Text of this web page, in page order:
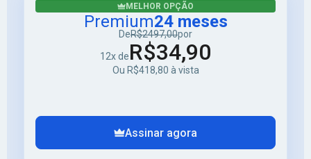
MELHOR OPÇÃO
Premium24 meses
DeR$2497,00por
12x deR$34,90
Ou R$418,80 à vista
Assinar agora